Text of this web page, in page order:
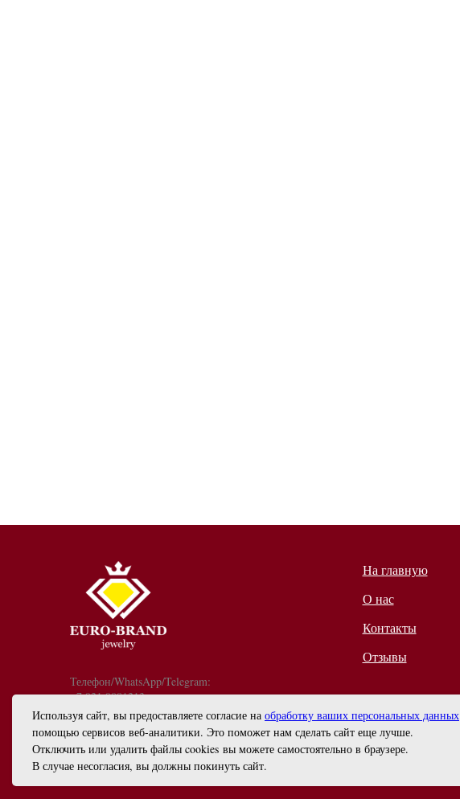
Используя сайт, вы предоставляете согласие на обработку ваших персональных данных
помощью сервисов веб-аналитики. Это поможет нам сделать сайт еще лучше.
Отключить или удалить файлы cookies вы можете самостоятельно в браузере.
В случае несогласия, вы должны покинуть сайт.
Телефон/WhatsApp/Telegram:
+7 921 9081213
График работы: с 10:00 до 18:00
info@euro-brand.ru
ИП Черногал Евгений Анатольевич
ИНН 782615627199
ОГРН 325784700438622
На главную
О нас
Контакты
Отзывы